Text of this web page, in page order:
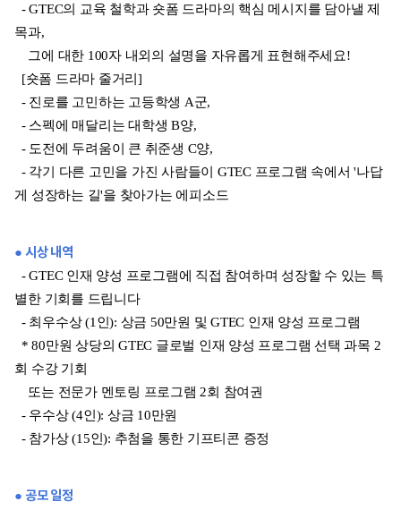
- GTEC의 교육 철학과 숏폼 드라마의 핵심 메시지를 담아낼 제
목과,
그에 대한 100자 내외의 설명을 자유롭게 표현해주세요!
[숏폼 드라마 줄거리]
- 진로를 고민하는 고등학생 A군,
- 스펙에 매달리는 대학생 B양,
- 도전에 두려움이 큰 취준생 C양,
- 각기 다른 고민을 가진 사람들이 GTEC 프로그램 속에서 '나답
게 성장하는 길'을 찾아가는 에피소드
● 시상 내역
- GTEC 인재 양성 프로그램에 직접 참여하며 성장할 수 있는 특
별한 기회를 드립니다
- 최우수상 (1인): 상금 50만원 및 GTEC 인재 양성 프로그램
* 80만원 상당의 GTEC 글로벌 인재 양성 프로그램 선택 과목 2
회 수강 기회
또는 전문가 멘토링 프로그램 2회 참여권
- 우수상 (4인): 상금 10만원
- 참가상 (15인): 추첨을 통한 기프티콘 증정
● 공모 일정